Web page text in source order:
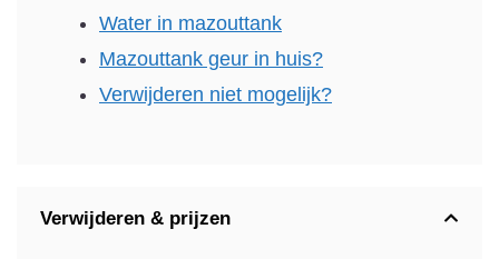
Water in mazouttank
Mazouttank geur in huis?
Verwijderen niet mogelijk?
Verwijderen & prijzen